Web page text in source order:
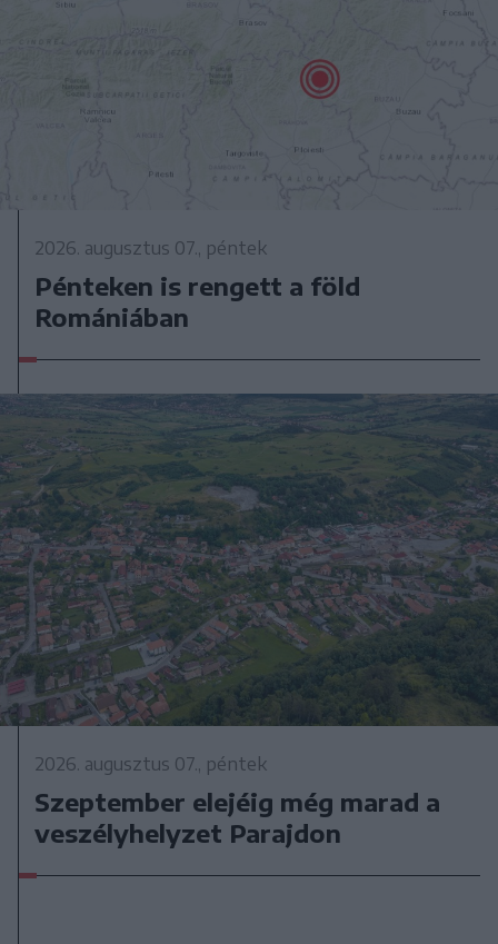
2026. augusztus 07., péntek
Pénteken is rengett a föld
Romániában
2026. augusztus 07., péntek
Szeptember elejéig még marad a
veszélyhelyzet Parajdon